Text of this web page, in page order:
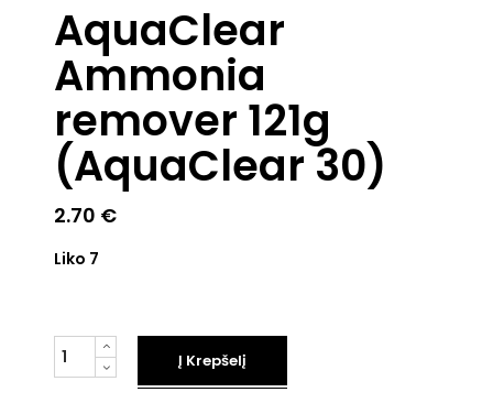
AquaClear
Ammonia
remover 121g
(AquaClear 30)
2.70 €
Liko 7
Kiekis
Į Krepšelį